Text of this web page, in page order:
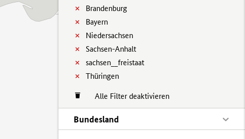
Brandenburg
Bayern
Niedersachsen
Sachsen-Anhalt
sachsen__freistaat
Thüringen
Alle Filter deaktivieren
Bundesland